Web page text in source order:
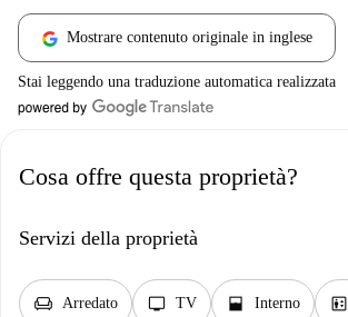
Mostrare contenuto originale in inglese
Stai leggendo una traduzione automatica realizzata
Cosa offre questa proprietà?
Servizi della proprietà
chair Arredato tv TV window_open Interno elevator